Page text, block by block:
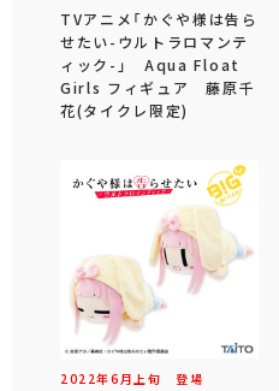
TVアニメ「かぐや様は告ら
せたい-ウルトラロマンテ
ィック-」 Aqua Float
Girls フィギュア 藤原千
花(タイクレ限定)
2022年6 月 上旬 登場